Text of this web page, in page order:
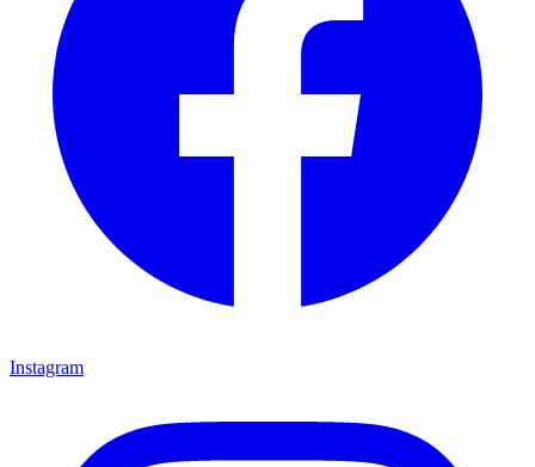
Instagram